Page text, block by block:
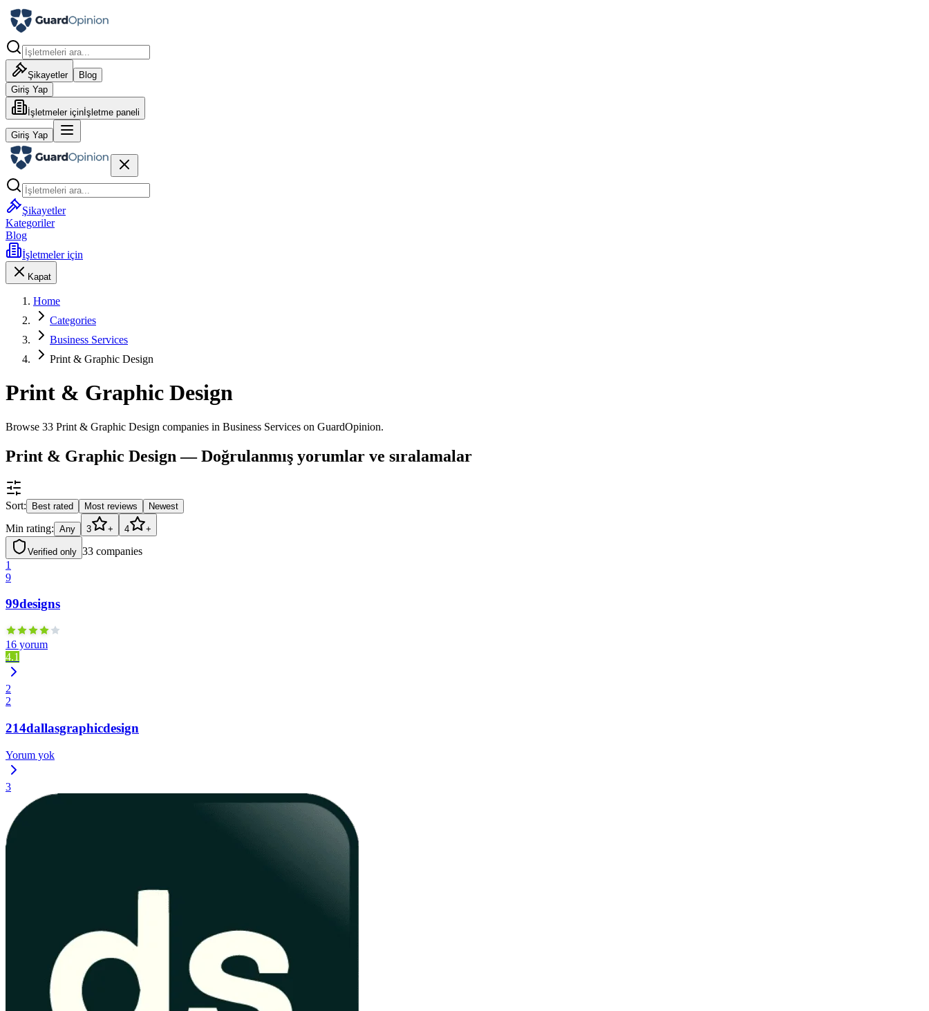
Şikayetler
Blog
Giriş Yap
İşletmeler için İşletme paneli
Giriş Yap
Şikayetler
Kategoriler
Blog
İşletmeler için
Kapat
Home
Categories
Business Services
Print & Graphic Design
Print & Graphic Design
Browse 33 Print & Graphic Design companies in Business Services on GuardOpinion.
Print & Graphic Design — Doğrulanmış yorumlar ve sıralamalar
Sort: Best rated Most reviews Newest
Min rating: Any 3 + 4 +
Verified only 33 companies
1
9
99designs
16 yorum
4.1
2
2
214dallasgraphicdesign
Yorum yok
3